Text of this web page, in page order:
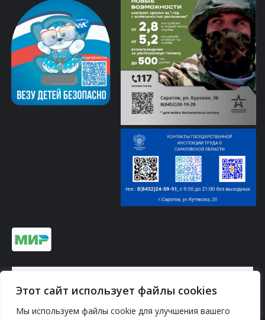
Этот сайт использует файлы cookies
Мы используем файлы cookie для улучшения вашего